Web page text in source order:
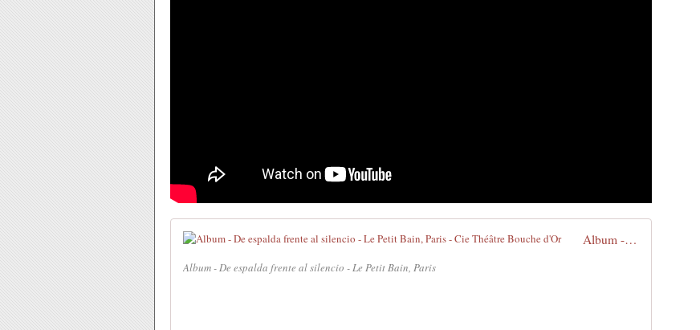
Album - De espalda frente al silencio - Le Petit Bain, Paris - Cie Théâtre Bouche d'Or
Album - De espalda frente al silencio - Le Petit Bain, Paris